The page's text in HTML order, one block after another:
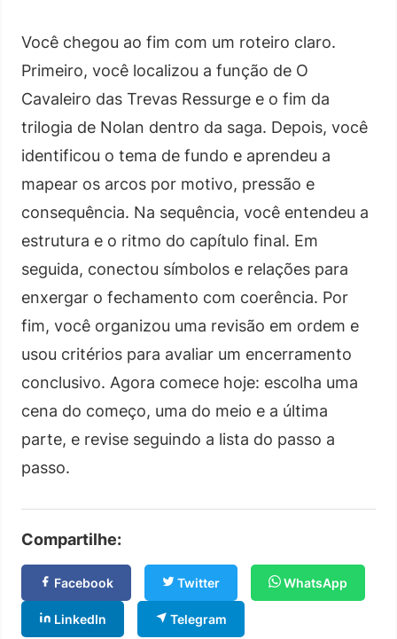
Você chegou ao fim com um roteiro claro.
Primeiro, você localizou a função de O
Cavaleiro das Trevas Ressurge e o fim da
trilogia de Nolan dentro da saga. Depois, você
identificou o tema de fundo e aprendeu a
mapear os arcos por motivo, pressão e
consequência. Na sequência, você entendeu a
estrutura e o ritmo do capítulo final. Em
seguida, conectou símbolos e relações para
enxergar o fechamento com coerência. Por
fim, você organizou uma revisão em ordem e
usou critérios para avaliar um encerramento
conclusivo. Agora comece hoje: escolha uma
cena do começo, uma do meio e a última
parte, e revise seguindo a lista do passo a
passo.
Compartilhe:
Facebook Twitter WhatsApp
LinkedIn Telegram